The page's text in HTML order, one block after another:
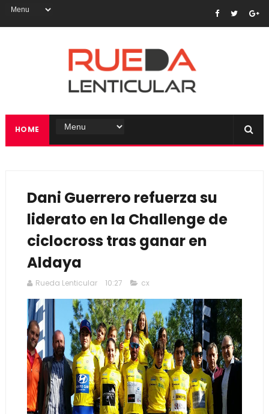
HOME
Dani Guerrero refuerza su
liderato en la Challenge de
ciclocross tras ganar en
Aldaya
Rueda Lenticular 10:27 cx